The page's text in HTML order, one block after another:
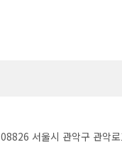
08826 서울시 관악구 관악